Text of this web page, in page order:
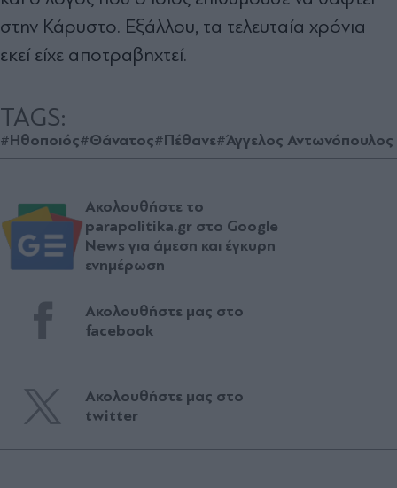
στην Κάρυστο. Εξάλλου, τα τελευταία χρόνια
εκεί είχε αποτραβηχτεί.
TAGS:
#Ηθοποιός#Θάνατος#Πέθανε#Άγγελος Αντωνόπουλος
Ακολουθήστε το
parapolitika.gr στο Google
News για άμεση και έγκυρη
ενημέρωση
Ακολουθήστε μας στο
facebook
Ακολουθήστε μας στο
twitter